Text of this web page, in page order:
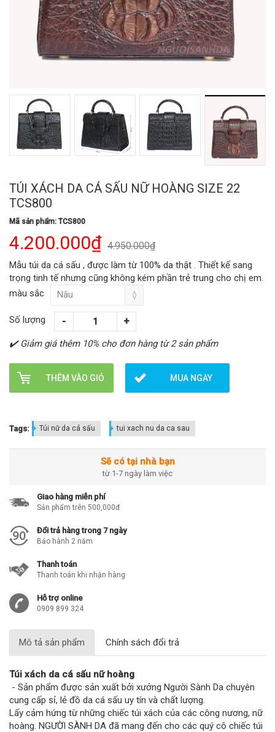
TÚI XÁCH DA CÁ SẤU NỮ HOÀNG SIZE 22
TCS800
Mã sản phẩm: TCS800
4.200.000₫ 4.950.000₫
Mẫu túi da cá sấu , được làm từ 100% da thật . Thiết kế sang
trọng tinh tế nhưng cũng không kém phần trẻ trung cho chị em.
màu sắc
Số lượng
✔️ Giảm giá thêm 10% cho đơn hàng từ 2 sản phẩm
THÊM VÀO GIỎ MUA NGAY
Tags: Túi nữ da cá sấu tui xach nu da ca sau
Sẽ có tại nhà bạn
từ 1-7 ngày làm việc
Giao hàng miễn phí
Sản phẩm trên 500,000đ
Đổi trả hàng trong 7 ngày
Bảo hành 2 năm
Thanh toán
Thanh toán khi nhận hàng
Hỗ trợ online
0909 899 324
Mô tả sản phẩm Chính sách đổi trả
Túi xách da cá sấu nữ hoàng
- Sản phẩm được sản xuất bởi xưởng Người Sành Da chuyên
cung cấp sỉ, lẻ đồ da cá sấu uy tín và chất lượng.
Lấy cảm hứng từ những chiếc túi xách của các công nương, nữ
hoàng. NGƯỜI SÀNH DA đã mang đến cho các quý cô chiếc túi